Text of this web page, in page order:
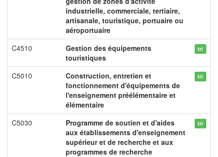
industrielle, commerciale, tertiaire,
artisanale, touristique, portuaire ou
aéroportuaire
C4510
Gestion des équipements
touristiques
tri
C5010
Construction, entretien et
fonctionnement d'équipements de
l'enseignement préélémentaire et
élémentaire
tri
C5030
Programme de soutien et d'aides
aux établissements d'enseignement
supérieur et de recherche et aux
programmes de recherche
tri